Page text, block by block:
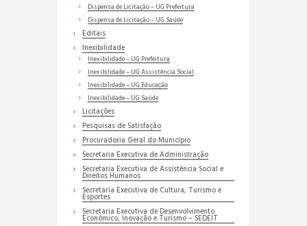
Dispensa de Licitação – UG Prefeitura
Dispensa de Licitação – UG Saúde
Editais
Inexibilidade
Inexibilidade – UG Prefeitura
Inexibilidade – UG Assistência Social
Inexibilidade – UG Educação
Inexibilidade – UG Saúde
Licitações
Pesquisas de Satisfação
Procuradoria Geral do Município
Secretaria Executiva de Administração
Secretaria Executiva de Assistência Social e
Direitos Humanos
Secretaria Executiva de Cultura, Turismo e
Esportes
Secretaria Executiva de Desenvolvimento
Econômico, Inovação e Turismo – SEDEIT